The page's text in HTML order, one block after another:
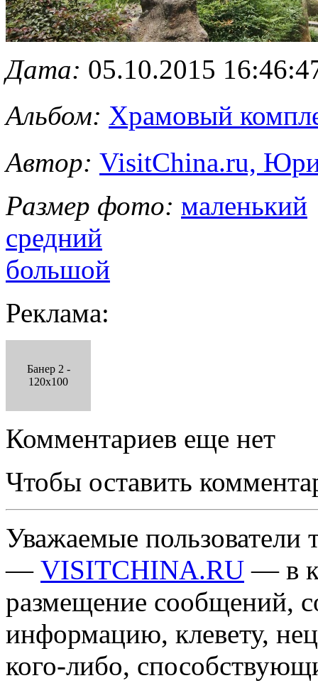
Дата: 05.10.2015
Альбом: Храмовый
Автор: VisitChina.ru,
Размер фото: маленький
средний
большой
Реклама:
Банер 2 -
120x100
Комментариев еще нет
Чтобы оставить
Уважаемые пользователи
— VISITCHINA.RU — в
размещение сообщений,
информацию, клевету,
кого-либо,